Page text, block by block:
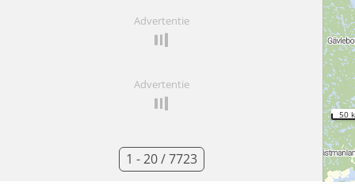
Advertentie
Advertentie
1 - 20 / 7723
50